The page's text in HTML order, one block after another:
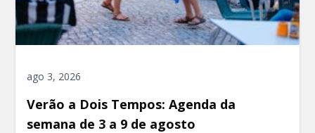
ago 3, 2026
Verão a Dois Tempos: Agenda da
semana de 3 a 9 de agosto